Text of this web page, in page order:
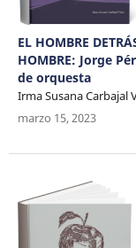
EL HOMBRE
HOMBRE: Jorge
de orquesta
Irma Susana Carbajal
marzo 15, 2023